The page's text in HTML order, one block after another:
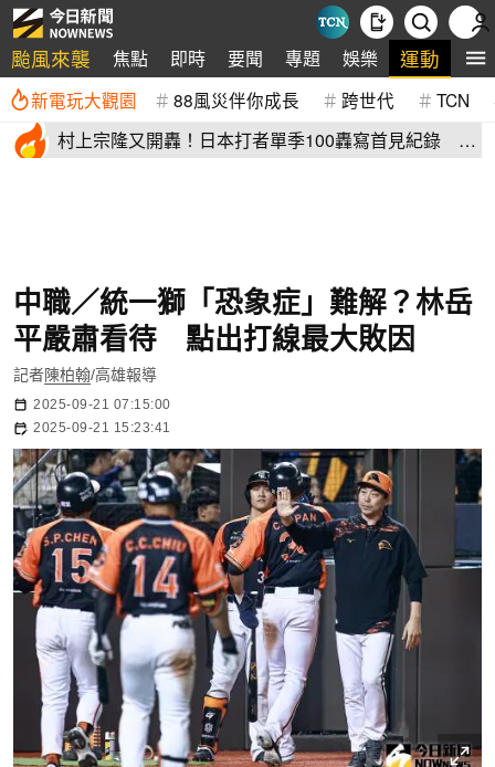
颱風來襲 焦點 即時 要聞 專題 娛樂 運動 全
新電玩大觀園 88風災伴你成長 跨世代 TCN
村上宗隆又開轟！日本打者單季100轟寫首見紀錄 這
中職／統一獅「恐象症」難解？林岳
平嚴肅看待 點出打線最大敗因
記者陳柏翰/高雄報導
2025-09-21 07:15:00
2025-09-21 15:23:41